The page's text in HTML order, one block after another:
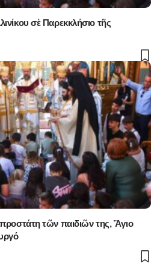
σὲ Παρεκκλήσιο τῆς
τῶν παιδιῶν της, Ἅγιο